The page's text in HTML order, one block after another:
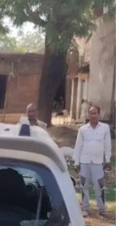
प्रशिक्षण
शिविर